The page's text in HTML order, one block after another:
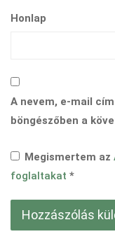
Honlap
A nevem, e-mail
böngészőben a
Megismertem az
foglaltakat *